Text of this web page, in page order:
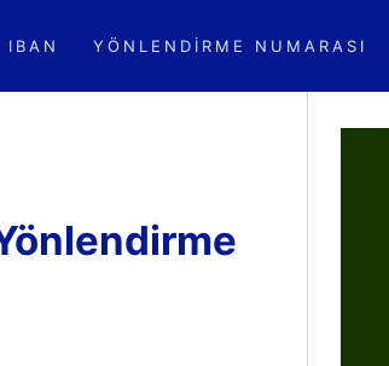
IBAN YÖNLENDIRME NUMARASI